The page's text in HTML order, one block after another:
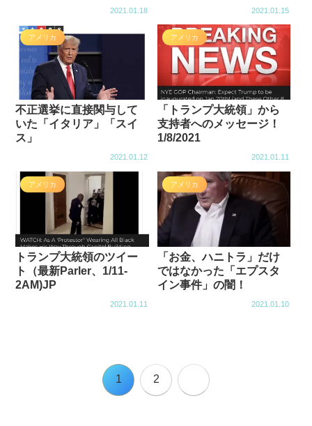
2021.01.18 2021.01.15
アメリカ
不正選挙に直接関与して
いた「イタリア」「スイ
ス」
2021.01.12
アメリカ
「トランプ大統領」から
支持者へのメッセージ！
1/8/2021
2021.01.11
アメリカ
トランプ大統領のツイー
ト（最新Parler、1/11-
2AM)JP
2021.01.11
アメリカ
「お金、ハニトラ」だけ
ではなかった「エプスタ
イン事件」の闇！
2021.01.10
1 2